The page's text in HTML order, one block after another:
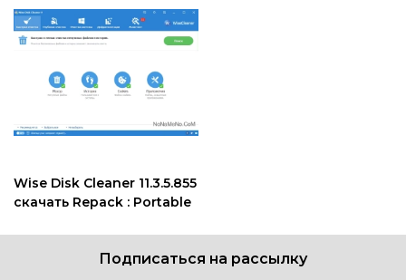
Wise Disk Cleaner 11.3.5.855
скачать Repack : Portable
Подписаться на рассылку